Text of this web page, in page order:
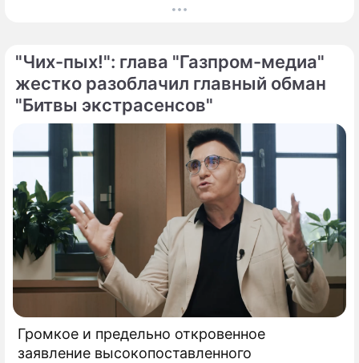
почитают память праведной Анны, матери
"Чих-пых!": глава "Газпром-медиа"
жестко разоблачил главный обман
"Битвы экстрасенсов"
Громкое и предельно откровенное
заявление высокопоставленного